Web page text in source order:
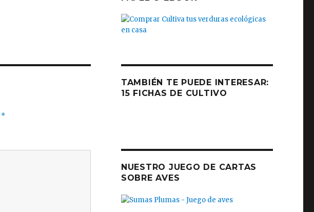
*
TAMBIÉN TE PUEDE INTERESAR:
15 FICHAS DE CULTIVO
NUESTRO JUEGO DE CARTAS
SOBRE AVES